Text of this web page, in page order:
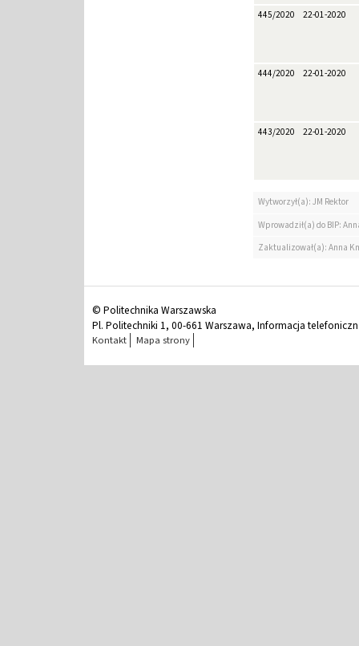
445/2020 22-01-2020
444/2020 22-01-2020
443/2020 22-01-2020
Wytworzył(a): JM Rektor
Wprowadził(a) do BIP:
Zaktualizował(a): Anna
© Politechnika Warszawska
Pl. Politechniki 1, 00-661 Warszawa, Informacja
Kontakt Mapa strony